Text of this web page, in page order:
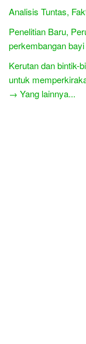
Analisis Tuntas,
Penelitian Baru,
perkembangan bayi
Kerutan dan bintik-
untuk
→ Yang lainnya...